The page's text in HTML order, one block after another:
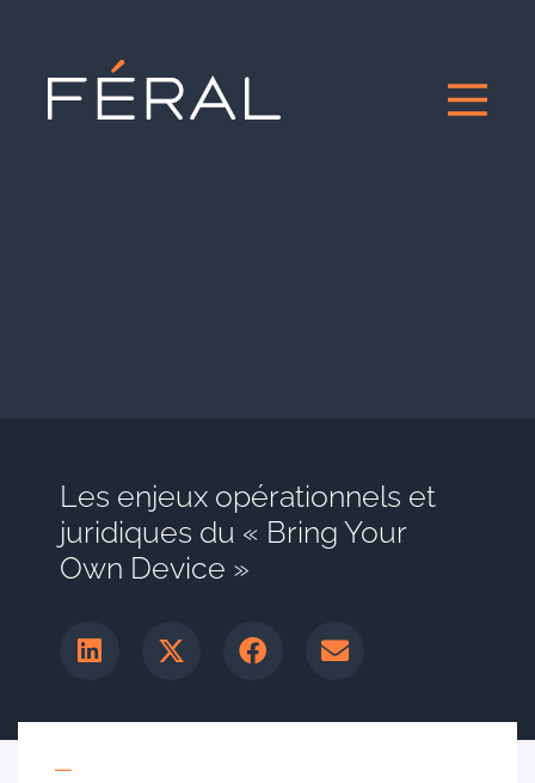
Les enjeux opérationnels et
juridiques du « Bring Your
Own Device »
—